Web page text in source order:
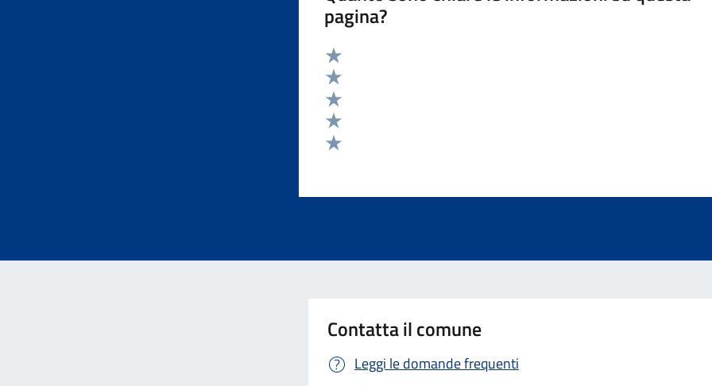
pagina?
Valuta 5 stelle su 5
Valuta 4 stelle su 5
Valuta 3 stelle su 5
Valuta 2 stelle su 5
Contatta il comune
Leggi le domande frequenti